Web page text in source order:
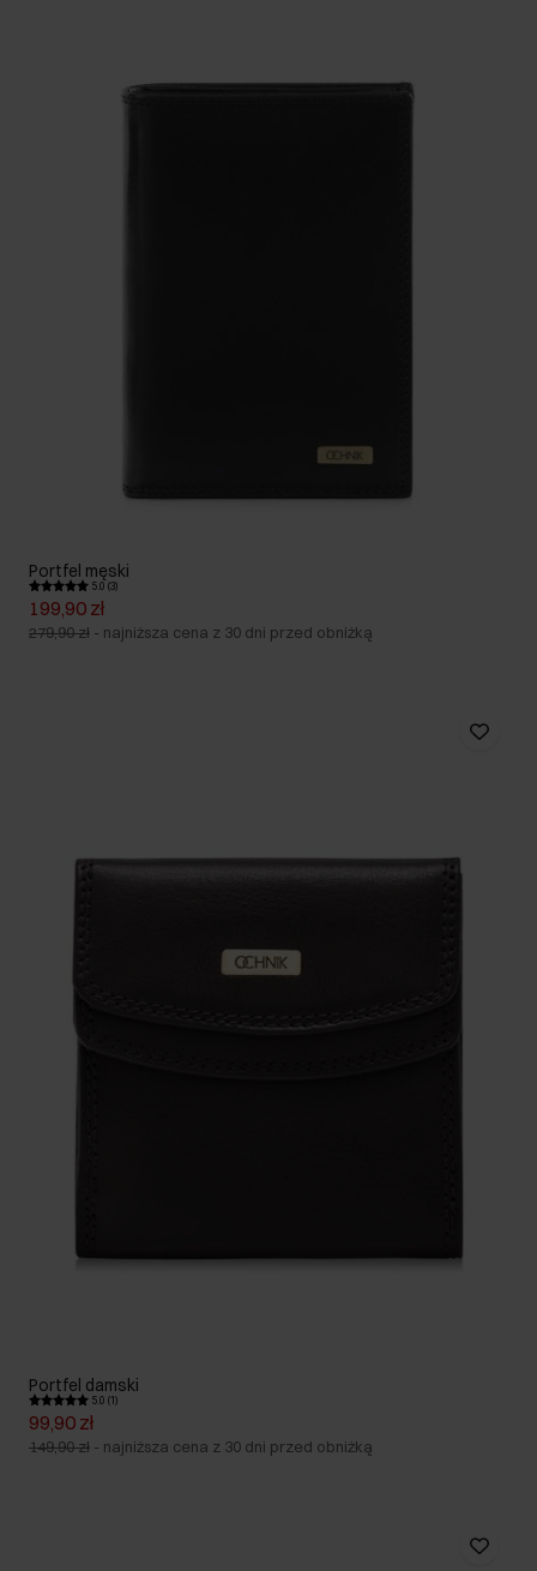
Portfel męski
5.0 (3)
199,90 zł
279,90 zł - najniższa cena z 30 dni przed obniżką
Portfel damski
5.0 (1)
99,90 zł
149,90 zł - najniższa cena z 30 dni przed obniżką